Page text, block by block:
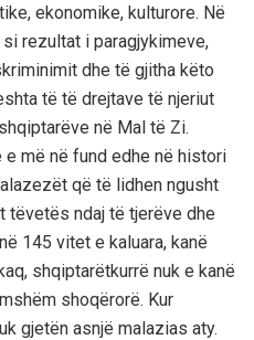
ekonomike, kulturore. Në
si rezultat i paragjykimeve,
dhe të gjitha këto
të të drejtave të njeriut
shqiptarëve në Mal të Zi.
e më në fund edhe në histori
që të lidhen ngusht
tëvetës ndaj të tjerëve dhe
në 145 vitet e kaluara, kanë
, shqiptarëtkurrë nuk e kanë
shoqërorë. Kur
gjetën asnjë malazias aty.